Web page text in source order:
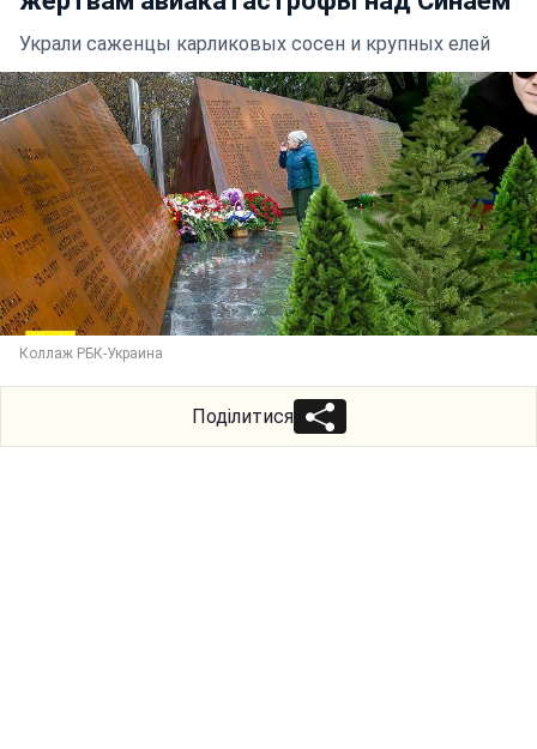
Украли саженцы карликовых сосен и крупных елей
Коллаж РБК-Украина
Поділитися